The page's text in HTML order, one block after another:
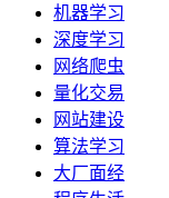
机器学习
深度学习
网络爬虫
量化交易
网站建设
算法学习
大厂面经